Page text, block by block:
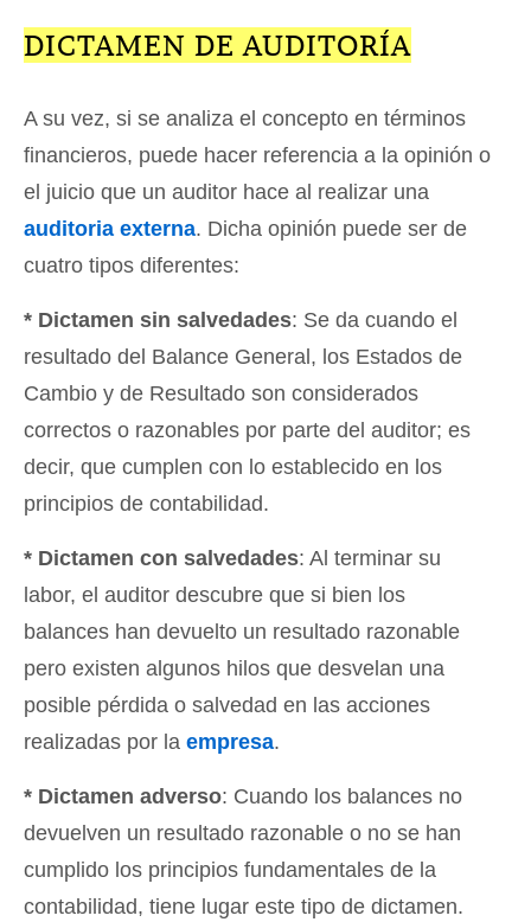
DICTAMEN DE AUDITORÍA
A su vez, si se analiza el concepto en términos
financieros, puede hacer referencia a la opinión o
el juicio que un auditor hace al realizar una
auditoria externa. Dicha opinión puede ser de
cuatro tipos diferentes:
* Dictamen sin salvedades: Se da cuando el
resultado del Balance General, los Estados de
Cambio y de Resultado son considerados
correctos o razonables por parte del auditor; es
decir, que cumplen con lo establecido en los
principios de contabilidad.
* Dictamen con salvedades: Al terminar su
labor, el auditor descubre que si bien los
balances han devuelto un resultado razonable
pero existen algunos hilos que desvelan una
posible pérdida o salvedad en las acciones
realizadas por la empresa.
* Dictamen adverso: Cuando los balances no
devuelven un resultado razonable o no se han
cumplido los principios fundamentales de la
contabilidad, tiene lugar este tipo de dictamen.